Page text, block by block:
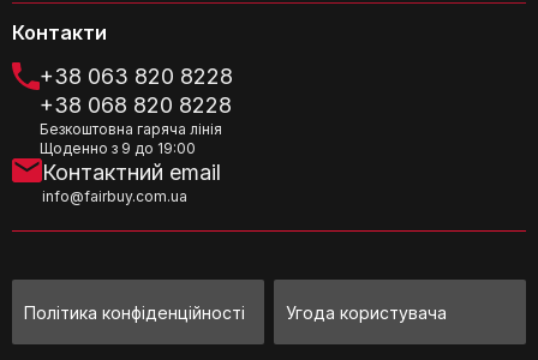
Контакти
+38 063 820 8228
+38 068 820 8228
Безкоштовна гаряча лінія
Щоденно з 9 до 19:00
Контактний email
info@fairbuy.com.ua
Політика конфіденційності Угода користувача